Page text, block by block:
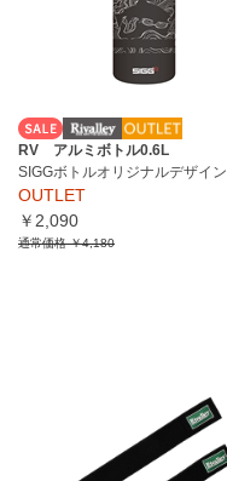
RV アルミボトル0.6L
SIGGボトルオリジナルデザイン
OUTLET
￥2,090
通常価格￥4,180